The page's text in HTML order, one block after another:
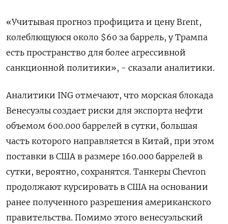
«Учитывая прогноз профицита и цену Brent,
колеблющуюся около $60 за баррель, у Трампа
есть пространство для более агрессивной
санкционной политики», - сказали аналитики.
Аналитики ING отмечают, что морская блокада
Венесуэлы создает риски для экспорта нефти
объемом 600.000 баррелей в сутки, большая
часть которого направляется в Китай, при этом
поставки в США в размере 160.000 баррелей в
сутки, вероятно, сохранятся. Танкеры Chevron
продолжают курсировать в США на основании
ранее полученного разрешения американского
правительства. Помимо этого венесуэльский